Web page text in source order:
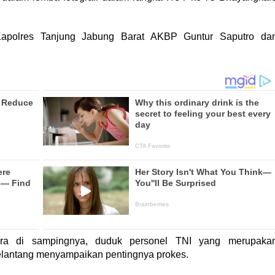
Tanjung Jabung Barat AKBP Guntur Saputro
di sampingnya, duduk personel TNI yang
menyampaikan pentingnya prokes.